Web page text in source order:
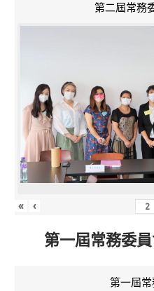
第二屆常務
« ‹
第一屆常務委
第一屆